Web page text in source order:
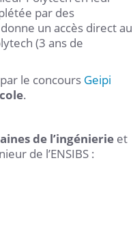
par des
un accès direct au
(3 ans de
le concours Geipi
.
de l’ingénierie et
de l’ENSIBS :